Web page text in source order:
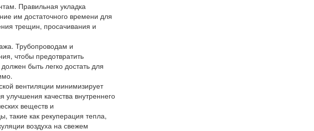
Правильная укладка
им достаточного времени для
трещин, просачивания и
Трубопроводам и
чтобы предотвратить
быть легко достать для
вентиляции минимизирует
качества внутреннего
веществ и
такие как рекуперация тепла,
воздуха на свежем